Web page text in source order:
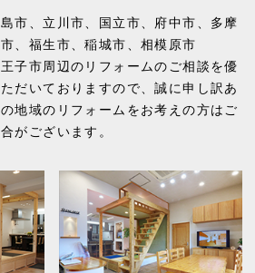
市、 立川市、 国立市、 府中市、 多摩
、 福生市、稲城市、相模原市
子市周辺のリフォームのご相談を優
だいておりますので、誠に申し訳あ
地域のリフォームをお考えの方はご
がございます。